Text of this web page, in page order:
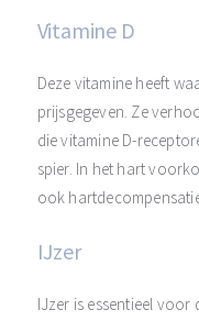
Vitamine D
Deze vitamine heeft
prijsgegeven. Ze
die vitamine D-
spier. In het hart
ook
IJzer
IJzer is essentieel